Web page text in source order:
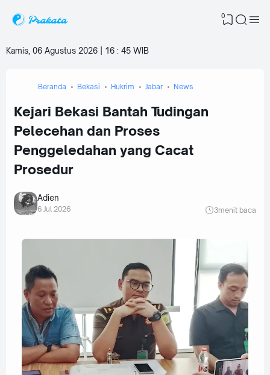
0
Kamis, 06 Agustus 2026 | 16 : 45 WIB
Beranda Bekasi Hukrim Jabar News
‎Kejari Bekasi Bantah Tudingan
Pelecehan dan Proses
Penggeledahan yang Cacat
Prosedur
Adien
6 Jul 2026 3menit baca